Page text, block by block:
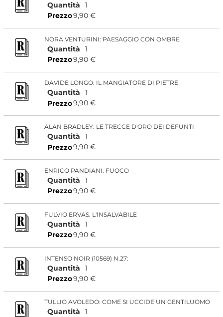
Quantità
1
Prezzo9,90 €
NORA VENTURINI: PAESAGGIO CON OMBRE
Quantità
1
Prezzo9,90 €
DAVIDE LONGO: IL MANGIATORE DI PIETRE
Quantità
1
Prezzo9,90 €
ALAN BRADLEY: LE TRECCE D'ORO DEI DEFUNTI
Quantità
1
Prezzo9,90 €
ENRICO PANDIANI: FUOCO
Quantità
1
Prezzo9,90 €
FULVIO ERVAS: L'INSALVABILE
Quantità
1
Prezzo9,90 €
INTENSO NOIR (10569) N.27:
Quantità
1
Prezzo9,90 €
TULLIO AVOLEDO: COME SI UCCIDE UN GENTILUOMO
Quantità
1